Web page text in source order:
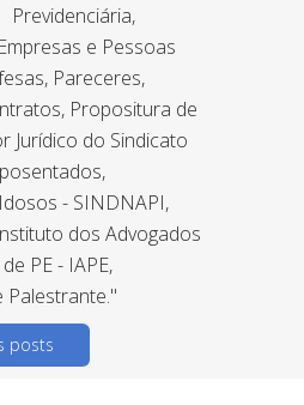
Previdenciária,
e Pessoas
Pareceres,
Propositura de
Jurídico do Sindicato
- SINDNAPI,
dos Advogados
PE - IAPE,
Palestrante."
posts